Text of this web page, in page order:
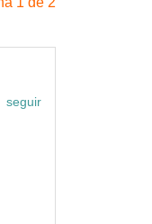
seguir